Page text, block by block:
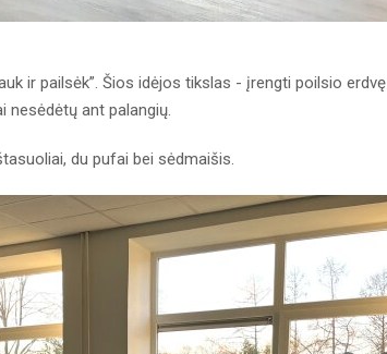
ir pailsėk”. Šios idėjos tikslas - įrengti poilsio erdvę
nesėdėtų ant palangių.
du pufai bei sėdmaišis.